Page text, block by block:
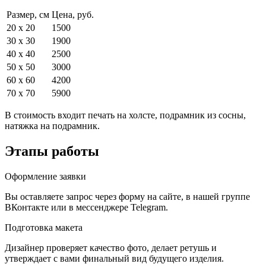
Размер, см Цена, руб.
20 x 20
1500
30 x 30
1900
40 x 40
2500
50 x 50
3000
60 x 60
4200
70 x 70
5900
В стоимость входит печать на холсте, подрамник из сосны,
натяжка на подрамник.
Этапы работы
Оформление заявки
Вы оставляете запрос через форму на сайте, в нашей группе
ВКонтакте или в мессенджере Telegram.
Подготовка макета
Дизайнер проверяет качество фото, делает ретушь и
утверждает с вами финальный вид будущего изделия.